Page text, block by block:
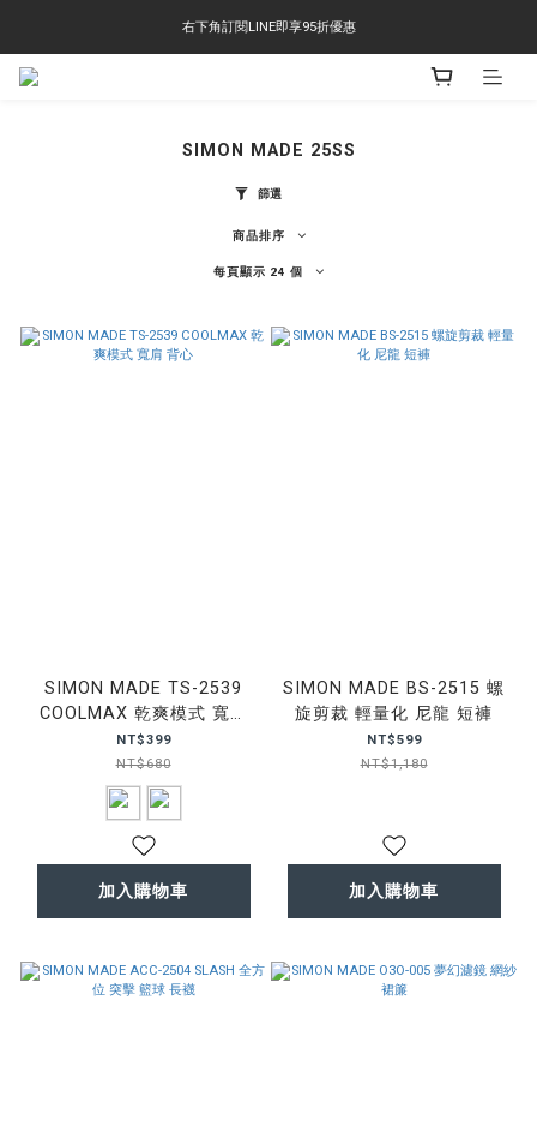
右下角訂閱LINE即享95折優惠
右下角訂閱LINE即享95折優惠
TS-2618 涼感短T 多版型選擇,涼感優惠 單件390 兩件750 三件1000 十件3000
SIMON MADE 25SS
篩選
商品排序
每頁顯示 24 個
SIMON MADE TS-2539
COOLMAX 乾爽模式 寬肩
背心
NT$399
NT$680
加入購物車
SIMON MADE BS-2515 螺
旋剪裁 輕量化 尼龍 短褲
NT$599
NT$1,180
加入購物車